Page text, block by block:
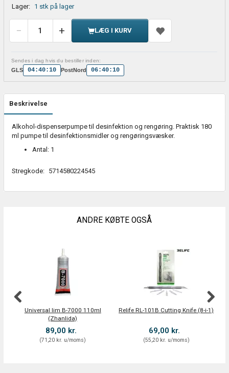
Lager: 1 stk på lager
LÆG I KURV
Sendes i dag hvis du bestiller inden:
GLS 04:40:10 PostNord 06:40:10
Beskrivelse
Alkohol-dispenserpumpe til desinfektion og rengøring. Praktisk 180
ml pumpe til desinfektionsmidler og rengøringsvæsker.
Antal: 1
Stregkode: 5714580224545
ANDRE KØBTE OGSÅ
Universal lim B-7000 110ml
(Zhanlida)
89,00 kr.
(71,20 kr. u/moms)
Relife RL-101B Cutting Knife (8-i-1)
69,00 kr.
(55,20 kr. u/moms)